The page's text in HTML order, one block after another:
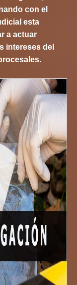
con el
esta
a actuar
intereses del